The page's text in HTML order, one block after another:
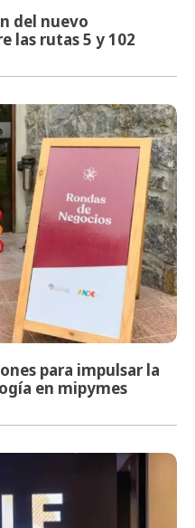
del nuevo
las rutas 5 y 102
para impulsar la
en mipymes